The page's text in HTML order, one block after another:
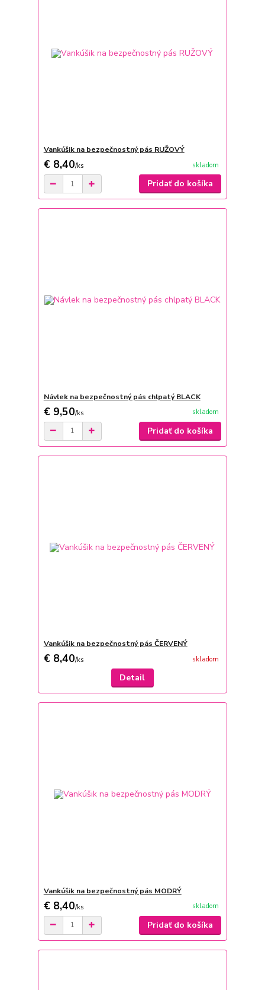
Vankúšik na bezpečnostný pás RUŽOVÝ
€ 8,40/ks skladom
Pridať do košíka
Návlek na bezpečnostný pás chlpatý BLACK
€ 9,50/ks skladom
Pridať do košíka
Vankúšik na bezpečnostný pás ČERVENÝ
€ 8,40/ks skladom
Detail
Vankúšik na bezpečnostný pás MODRÝ
€ 8,40/ks skladom
Pridať do košíka